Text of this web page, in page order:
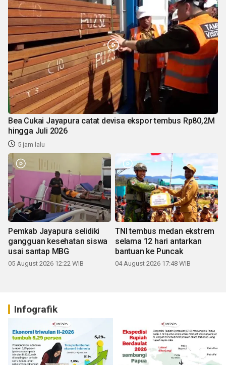
Bea Cukai Jayapura catat devisa ekspor tembus Rp80,2M
hingga Juli 2026
5 jam lalu
Pemkab Jayapura selidiki
gangguan kesehatan siswa
usai santap MBG
05 August 2026 12:22 WIB
TNI tembus medan ekstrem
selama 12 hari antarkan
bantuan ke Puncak
04 August 2026 17:48 WIB
Infografik